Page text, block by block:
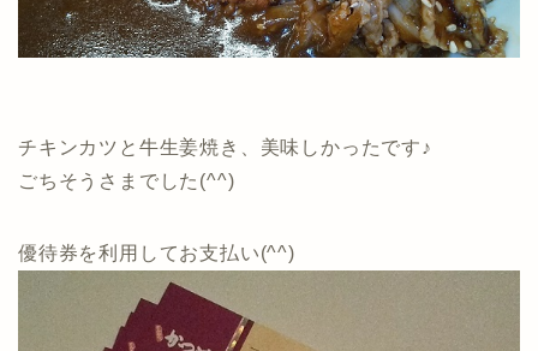
チキンカツと牛生姜焼き、美味しかったです♪
ごちそうさまでした(^^)
優待券を利用してお支払い(^^)